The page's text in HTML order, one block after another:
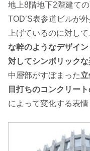
地上8階地下2階建ての
TOD’S表参道ビルが
上げているのに対して
な幹のようなデザイ
対してシンボリックな
中層部がすぼまった
目打ちのコンクリー
によって変化する表情